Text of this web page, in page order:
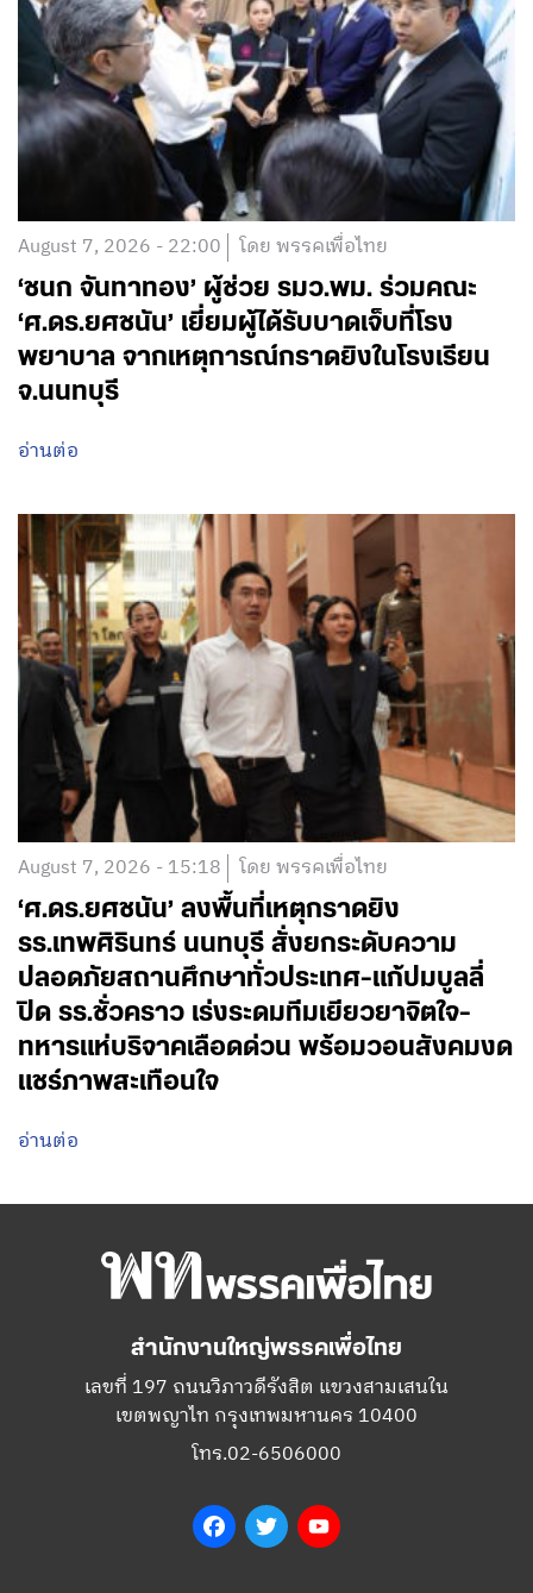
August 7, 2026 - 22:00 โดย พรรคเพื่อไทย
‘ชนก จันทาทอง’ ผู้ช่วย รมว.พม. ร่วมคณะ
‘ศ.ดร.ยศชนัน’ เยี่ยมผู้ได้รับบาดเจ็บที่โรง
พยาบาล จากเหตุการณ์กราดยิงในโรงเรียน
จ.นนทบุรี
อ่านต่อ
August 7, 2026 - 15:18 โดย พรรคเพื่อไทย
‘ศ.ดร.ยศชนัน’ ลงพื้นที่เหตุกราดยิง
รร.เทพศิรินทร์ นนทบุรี สั่งยกระดับความ
ปลอดภัยสถานศึกษาทั่วประเทศ-แก้ปมบูลลี่
ปิด รร.ชั่วคราว เร่งระดมทีมเยียวยาจิตใจ-
ทหารแห่บริจาคเลือดด่วน พร้อมวอนสังคมงด
แชร์ภาพสะเทือนใจ
อ่านต่อ
สำนักงานใหญ่พรรคเพื่อไทย
เลขที่ 197 ถนนวิภาวดีรังสิต แขวงสามเสนใน
เขตพญาไท กรุงเทพมหานคร 10400
โทร.02-6506000
FacebookTwitter